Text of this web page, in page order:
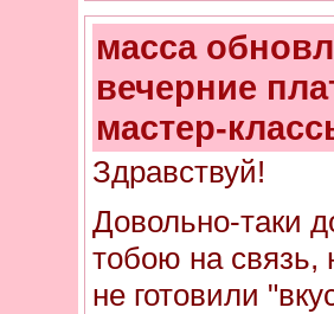
масса
вечерние
мастер-
Здравствуй!
Довольно-таки
тобою на связь,
не готовили